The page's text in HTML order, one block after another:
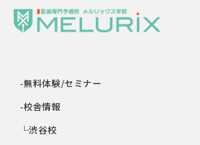
-無料体験/セミナー
-校舎情報
└渋谷校